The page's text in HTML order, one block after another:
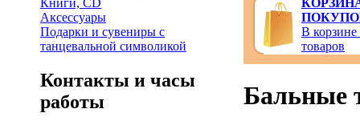
Книги, CD
Аксессуары
Подарки и сувениры с
танцевальной символикой
Контакты и часы
работы
В корзине
товаров
Бальные